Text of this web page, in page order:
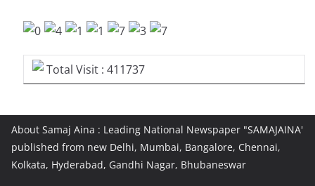
Total Visit : 411737
About Samaj Aina : Leading National Newspaper "SAMAJAINA'
published from new Delhi, Mumbai, Bangalore, Chennai,
Kolkata, Hyderabad, Gandhi Nagar, Bhubaneswar